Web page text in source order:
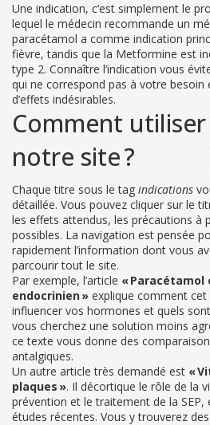
Une indication, c’est simplement le
lequel le médecin recommande un
paracétamol a comme indication
fièvre, tandis que la Metformine est
type 2. Connaître l’indication vous
qui ne correspond pas à votre besoin
d’effets indésirables.
Comment
notre site ?
Chaque titre sous le tag indications
détaillée. Vous pouvez cliquer sur le
les effets attendus, les précautions à
possibles. La navigation est pensée
rapidement l’information dont vous
parcourir tout le site.
Par exemple, l’article «
endocrinien » explique comment
influencer vos hormones et quels
vous cherchez une solution moins
ce texte vous donne des
antalgiques.
Un autre article très demandé est «
plaques ». Il décortique le rôle de la
prévention et le traitement de la SEP,
études récentes. Vous y trouverez